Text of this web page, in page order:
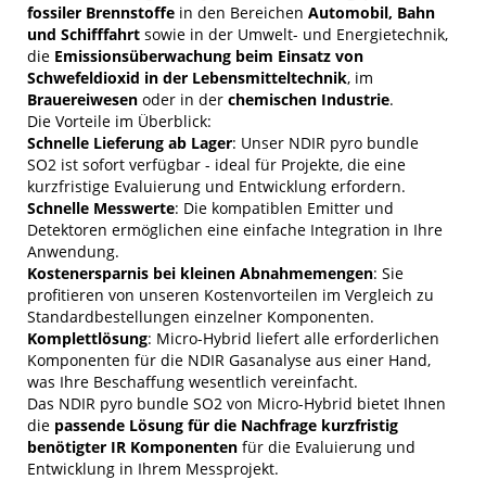
fossiler Brennstoffe in den Bereichen Automobil, Bahn
und Schifffahrt sowie in der Umwelt- und Energietechnik,
die Emissionsüberwachung beim Einsatz von
Schwefeldioxid in der Lebensmitteltechnik, im
Brauereiwesen oder in der chemischen Industrie.
Die Vorteile im Überblick:
Schnelle Lieferung ab Lager: Unser NDIR pyro bundle
SO2 ist sofort verfügbar - ideal für Projekte, die eine
kurzfristige Evaluierung und Entwicklung erfordern.
Schnelle Messwerte: Die kompatiblen Emitter und
Detektoren ermöglichen eine einfache Integration in Ihre
Anwendung.
Kostenersparnis bei kleinen Abnahmemengen: Sie
profitieren von unseren Kostenvorteilen im Vergleich zu
Standardbestellungen einzelner Komponenten.
Komplettlösung: Micro-Hybrid liefert alle erforderlichen
Komponenten für die NDIR Gasanalyse aus einer Hand,
was Ihre Beschaffung wesentlich vereinfacht.
Das NDIR pyro bundle SO2 von Micro-Hybrid bietet Ihnen
die passende Lösung für die Nachfrage kurzfristig
benötigter IR Komponenten für die Evaluierung und
Entwicklung in Ihrem Messprojekt.